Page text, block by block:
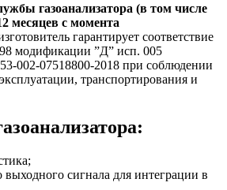
газоанализатора (в том числе
месяцев с момента
гарантирует соответствие
модификации ”Д” исп. 005
002-07518800-2018 при соблюдении
транспортирования и
сигнала для интеграции в